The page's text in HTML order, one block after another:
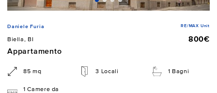
Daniele Furia RE/MAX Unit
Biella, BI
800€
Appartamento
85 mq 3 Locali 1 Bagni
1 Camere da